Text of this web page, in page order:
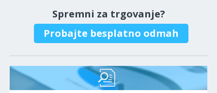
Spremni za trgovanje?
Probajte besplatno odmah